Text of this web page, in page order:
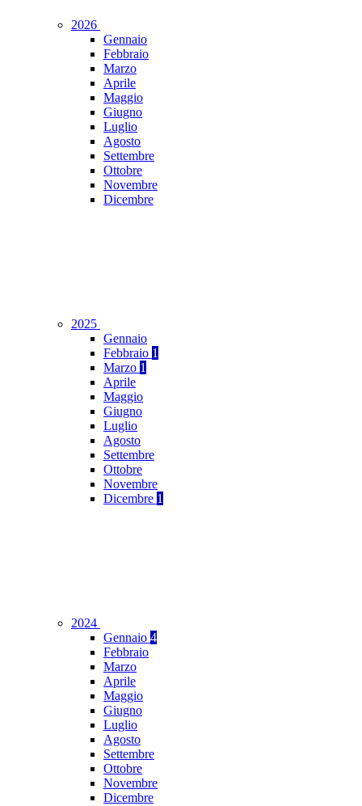
2026
Gennaio
Febbraio
Marzo
Aprile
Maggio
Giugno
Luglio
Agosto
Settembre
Ottobre
Novembre
Dicembre
2025
Gennaio
Febbraio 1
Marzo 1
Aprile
Maggio
Giugno
Luglio
Agosto
Settembre
Ottobre
Novembre
Dicembre 1
2024
Gennaio 4
Febbraio
Marzo
Aprile
Maggio
Giugno
Luglio
Agosto
Settembre
Ottobre
Novembre
Dicembre